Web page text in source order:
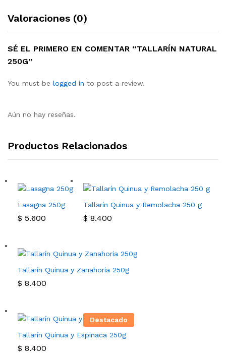
c
t
i
a
Valoraciones (0)
SÉ EL PRIMERO EN COMENTAR “TALLARÍN NATURAL
250G”
You must be logged in to post a review.
Aún no hay reseñas.
Productos Relacionados
Lasagna 250g
$ 5.600
Tallarín Quinua y Remolacha 250 g
$ 8.400
Tallarín Quinua y Zanahoria 250g
$ 8.400
Destacado
Tallarín Quinua y Espinaca 250g
$ 8.400